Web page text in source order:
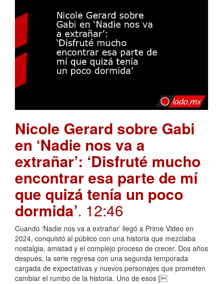
Nicole Gerard sobre Gabi
en ‘Nadie nos va a
extrañar’: ‘Disfruté mucho
encontrar esa parte de mí
que quizá tenía un poco
dormida’. 12:46
Cuando ‘Nadie nos va a extrañar’ llegó a Prime Video en
2024, conquistó al público con una historia que mezclaba
nostalgia, amistad y el complejo proceso de crecer. Dos años
después, la serie regresa con una segunda temporada
cargada de expectativas y nuevos personajes que prometen
cambiar el rumbo de la historia. Uno de esos [